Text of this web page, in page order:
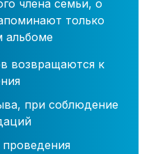
члена семьи, о
только
альбоме
возвращаются к
при соблюдение